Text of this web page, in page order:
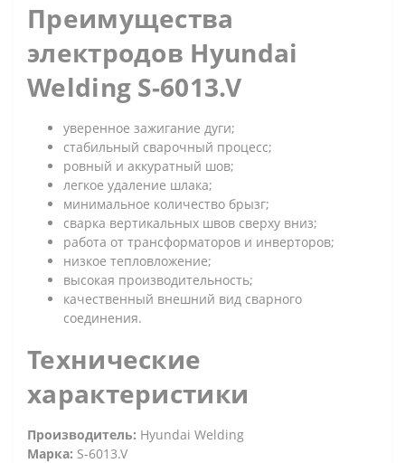
Преимущества
электродов Hyundai
Welding S-6013.V
уверенное зажигание дуги;
стабильный сварочный процесс;
ровный и аккуратный шов;
легкое удаление шлака;
минимальное количество брызг;
сварка вертикальных швов сверху вниз;
работа от трансформаторов и инверторов;
низкое тепловложение;
высокая производительность;
качественный внешний вид сварного
соединения.
Технические
характеристики
Производитель: Hyundai Welding
Марка: S-6013.V